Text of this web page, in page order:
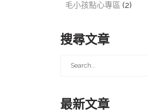
毛小孩點心專區 (2)
搜尋文章
最新文章